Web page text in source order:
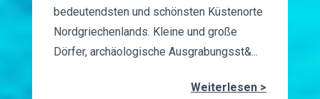
bedeutendsten und schönsten Küstenorte
Nordgriechenlands. Kleine und große
Dörfer, archäologische Ausgrabungsst&...
Weiterlesen >